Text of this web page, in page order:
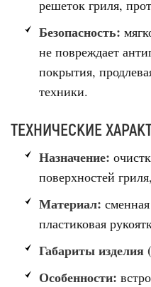
решеток гриля,
Безопасность:
не повреждает
покрытия,
техники.
ТЕХНИЧЕСКИЕ
Назначение:
поверхностей
Материал:
пластиковая
Габариты
Особенности: